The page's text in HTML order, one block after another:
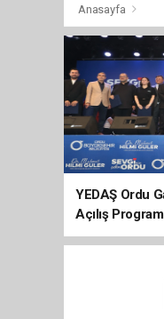
Anasayfa
YEDAŞ Ordu
Açılış